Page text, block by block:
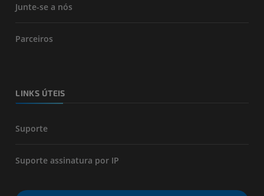
Junte-se a nós
Parceiros
LINKS ÚTEIS
Suporte
Suporte assinatura por IP